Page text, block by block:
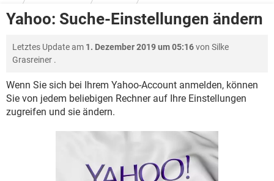
WINDOWS 10 INSTAGRAM
FACEBOOK
SPIELE
ANDROID IOS
WINDOWS 10 INSTAGRAM
FACEBOOK HARDWARE
DOWNLOADS
ANDROID
WHATSAPP TIKTOK
FACEBOOK
FORUM
ANDROID IOS
WINDOWS 10
TIKTOK
SPIELE STREAMING
ANDROID
TIKTOK
Yahoo: Suche-Einstellungen ändern
Letztes Update am 1. Dezember 2019 um 05:16von Silke
Grasreiner .
Wenn Sie sich bei Ihrem Yahoo-Account anmelden, können
Sie von jedem beliebigen Rechner auf Ihre Einstellungen
zugreifen und sie ändern.